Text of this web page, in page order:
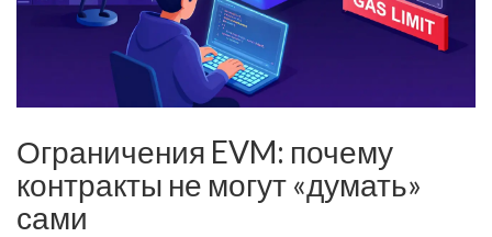
Ограничения EVM: почему
контракты не могут «думать»
сами